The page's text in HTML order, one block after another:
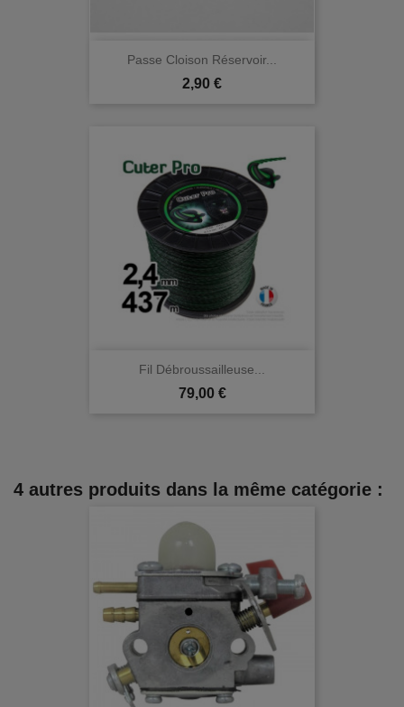
Passe Cloison Réservoir...
Prix
2,90 €
Fil Débroussailleuse...
Prix
79,00 €
4 autres produits dans la même catégorie :